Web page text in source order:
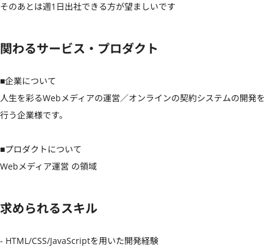
そのあとは週1日出社できる方が望ましいです
関わるサービス・プロダクト
■企業について
人生を彩るWebメディアの運営／オンラインの契約システムの開発を
行う企業様です。
■プロダクトについて
Webメディア運営 の領域
求められるスキル
- HTML/CSS/JavaScriptを用いた開発経験